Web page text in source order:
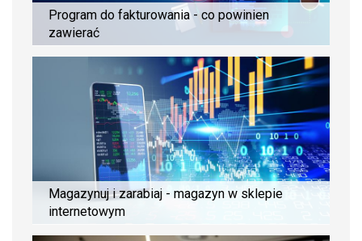
Program do fakturowania - co powinien
zawierać
Magazynuj i zarabiaj - magazyn w sklepie
internetowym